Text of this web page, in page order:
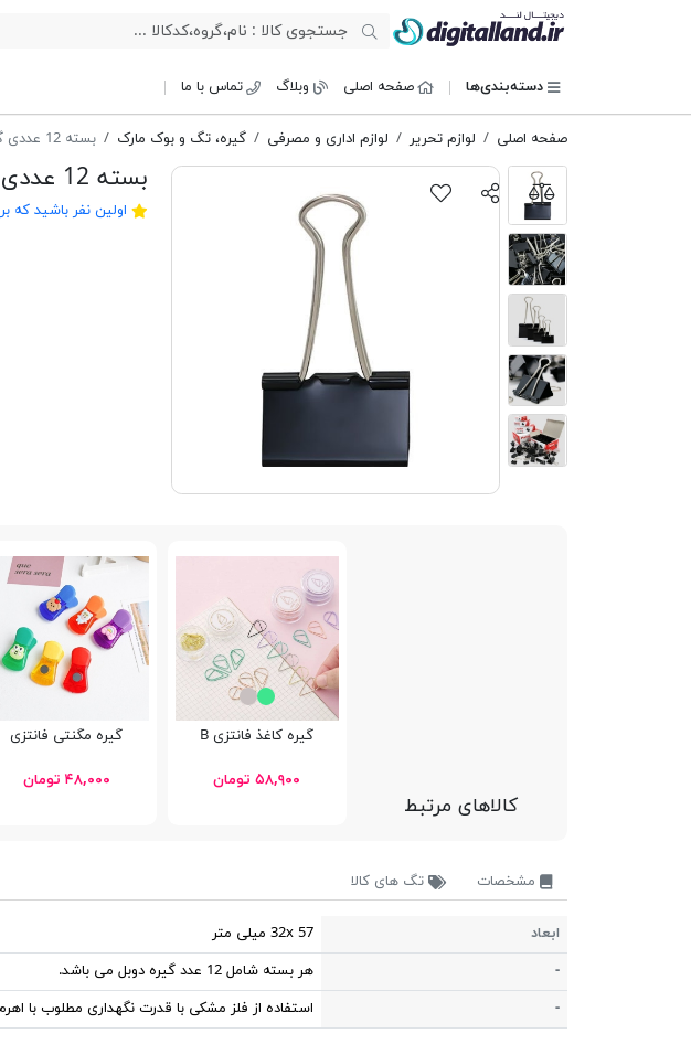
دسته‌بندی‌ها صفحه اصلی وبلاگ تماس با ما
صفحه اصلی لوازم تحریر لوازم اداری و مصرفی گیره، تگ و بوک مارک بسته 12 عددی گیره دوبل 32 میلیمتری پنتر
بسته 12 عددی گیره دوبل 32 میلیمتری پنتر
اولین نفر باشید که
کالاهای مرتبط
گیره کاغذ فانتزی B
۵۸,۹۰۰ تومان
گیره مگنتی فانتزی
۴۸,۰۰۰ تومان
مشخصات تگ های کالا
ابعاد
32x 57 میلی متر
-
هر بسته شامل 12 عدد گیره دوبل می باشد.
-
استفاده از فلز مشکی با قدرت نگهداری مطلوب با